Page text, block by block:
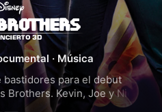
· Música
bastidores para el debut
Kevin, Joe y Nick te
colosal introduce a la